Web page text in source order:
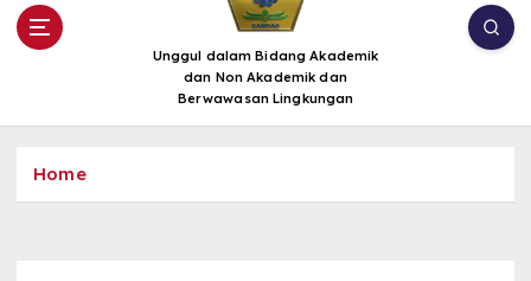
Unggul dalam Bidang Akademik
dan Non Akademik dan
Berwawasan Lingkungan
Home